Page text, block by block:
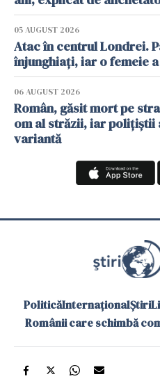
05 AUGUST 2026
Atac în centrul Londrei.
înjunghiați, iar o femeie
06 AUGUST 2026
Român, găsit mort pe
om al străzii, iar polițiștii
variantă
PoliticăInternaționalȘtiri
Românii care schimbă